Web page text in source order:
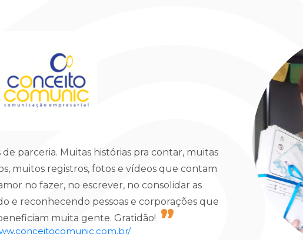
de parceria. Muitas histórias pra contar, muitas
muitos registros, fotos e vídeos que contam
no fazer, no escrever, no consolidar as
e reconhecendo pessoas e corporações que
muita gente. Gratidão!